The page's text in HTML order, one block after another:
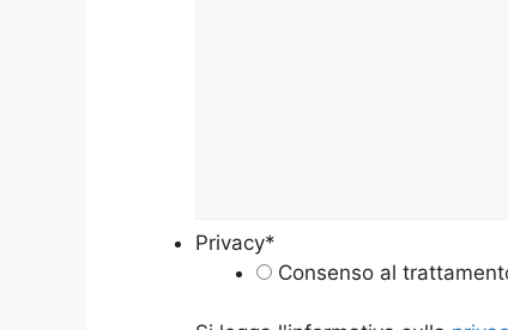
Privacy*
Consenso al